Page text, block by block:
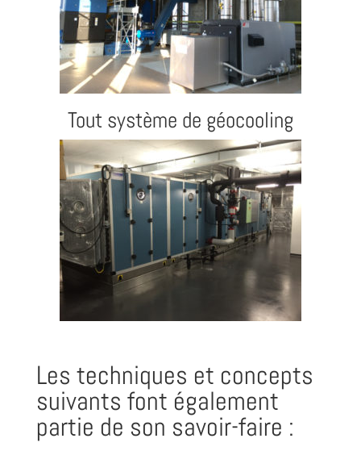
Tout système de géocooling
Les techniques et concepts
suivants font également
partie de son savoir-faire :